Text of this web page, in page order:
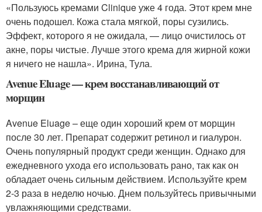
«Пользуюсь кремами Clinique уже 4 года. Этот крем мне
очень подошел. Кожа стала мягкой, поры сузились.
Эффект, которого я не ожидала, — лицо очистилось от
акне, поры чистые. Лучше этого крема для жирной кожи
я ничего не нашла». Ирина, Тула.
Avenue Eluage — крем восстанавливающий от
морщин
Avenue Eluage – еще один хороший крем от морщин
после 30 лет. Препарат содержит ретинол и гиалурон.
Очень популярный продукт среди женщин. Однако для
ежедневного ухода его использовать рано, так как он
обладает очень сильным действием. Используйте крем
2-3 раза в неделю ночью. Днем пользуйтесь привычными
увлажняющими средствами.